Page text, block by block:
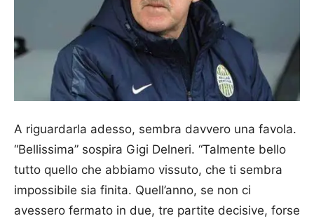
A riguardarla adesso, sembra davvero una favola.
“Bellissima” sospira Gigi Delneri. “Talmente bello
tutto quello che abbiamo vissuto, che ti sembra
impossibile sia finita. Quell’anno, se non ci
avessero fermato in due, tre partite decisive, forse